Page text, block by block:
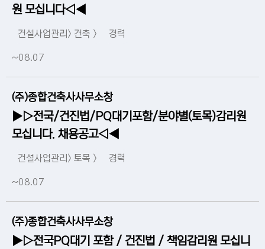
원 모십니다◁◀
건설사업관리> 건축 > 경력
~08.07
(주)종합건축사사무소창
▶▷전국/건진법/PQ대기포함/분야별(토목)감리원
모십니다. 채용공고◁◀
건설사업관리> 토목 > 경력
~08.07
(주)종합건축사사무소창
▶▷전국PQ대기 포함 / 건진법 / 책임감리원 모십니